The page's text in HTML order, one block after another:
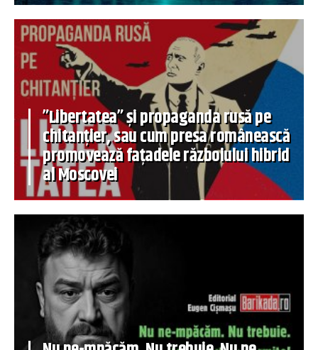
”Libertatea” și propaganda rusă pe
chitanțier, sau cum presa românească
promovează fațadele războiului hibrid
al Moscovei